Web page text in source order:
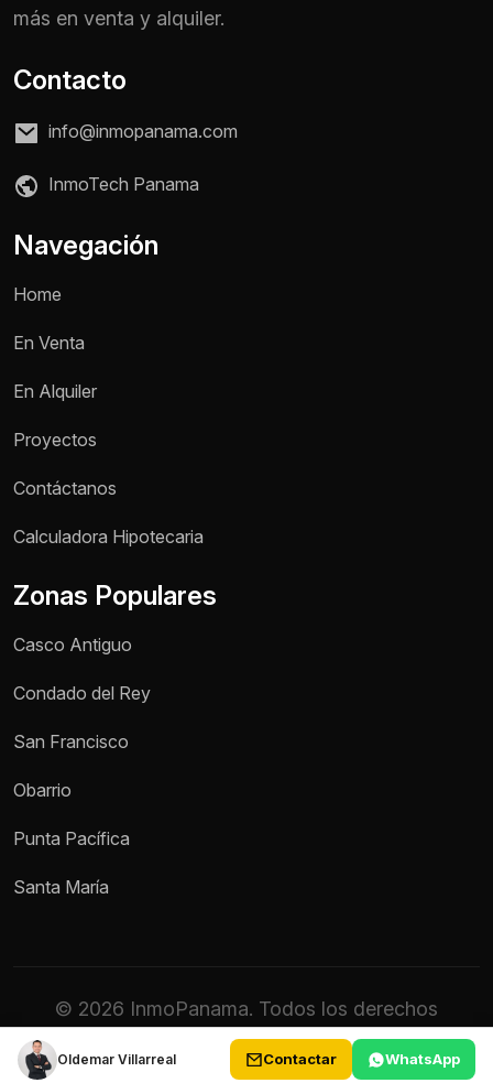
Oldemar Villarreal Contactar WhatsApp
más en venta y alquiler.
Contacto
info@inmopanama.com
InmoTech Panama
Navegación
Home
En Venta
En Alquiler
Proyectos
Contáctanos
Calculadora Hipotecaria
Zonas Populares
Casco Antiguo
Condado del Rey
San Francisco
Obarrio
Punta Pacífica
Santa María
© 2026 InmoPanama. Todos los derechos
reservados.